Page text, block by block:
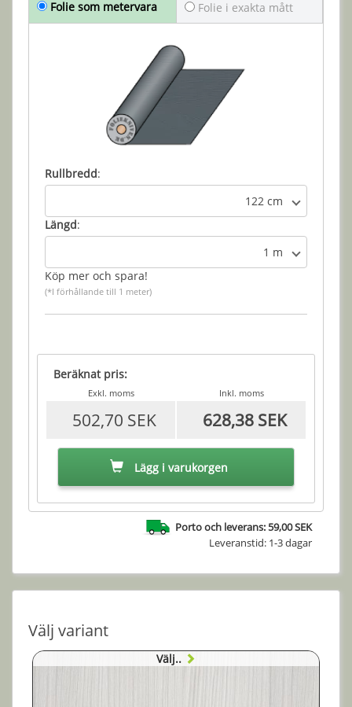
Folie som metervara Folie i exakta mått
Rullbredd:
122 cm
Längd:
1 m
Köp mer och spara!
(*I förhållande till 1 meter)
Beräknat pris:
Exkl. moms Inkl. moms
502,70 SEK 628,38 SEK
Lägg i varukorgen
Porto och leverans: 59,00 SEK
Leveranstid: 1-3 dagar
Välj variant
Välj..